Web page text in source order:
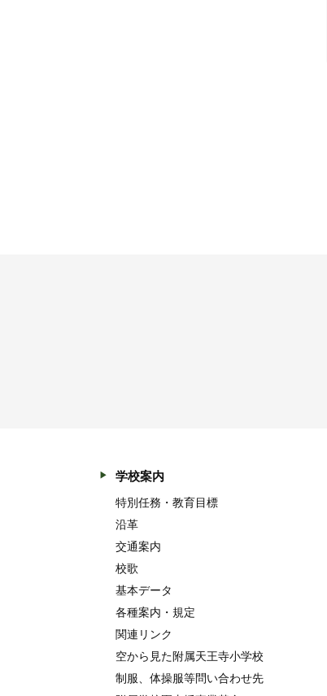
学校案内
特別任務・教育目標
沿革
交通案内
校歌
基本データ
各種案内・規定
関連リンク
空から見た附属天王寺小学校
制服、体操服等問い合わせ先